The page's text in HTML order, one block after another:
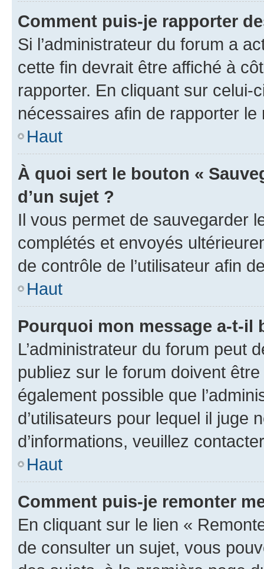
Comment puis-je rapporter
Si l’administrateur du forum a
cette fin devrait être affiché à
rapporter. En cliquant sur
nécessaires afin de rapporter le
Haut
À quoi sert le bouton «
d’un sujet ?
Il vous permet de sauvegarder
complétés et envoyés
de contrôle de l’utilisateur afin
Haut
Pourquoi mon message a-t-il
L’administrateur du forum peut
publiez sur le forum doivent
également possible que
d’utilisateurs pour lequel il juge
d’informations, veuillez
Haut
Comment puis-je remonter
En cliquant sur le lien «
de consulter un sujet, vous